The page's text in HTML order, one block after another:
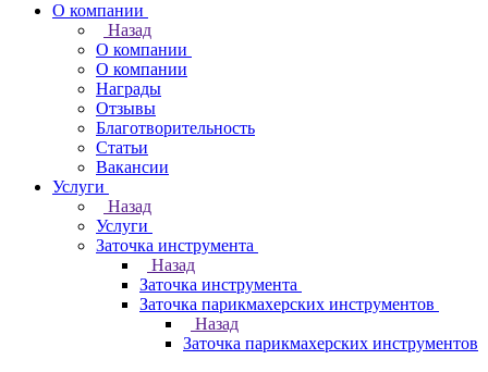
О компании
Назад
О компании
О компании
Награды
Отзывы
Благотворительность
Статьи
Вакансии
Услуги
Назад
Услуги
Заточка инструмента
Назад
Заточка инструмента
Заточка парикмахерских инструментов
Назад
Заточка парикмахерских инструментов